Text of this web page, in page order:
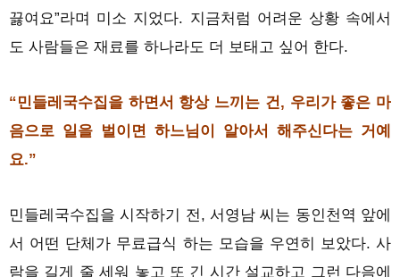
끓여요”라며 미소 지었다. 지금처럼 어려운 상황 속에서
도 사람들은 재료를 하나라도 더 보태고 싶어 한다.
“민들레국수집을 하면서 항상 느끼는 건, 우리가 좋은 마
음으로 일을 벌이면 하느님이 알아서 해주신다는 거예
요.”
민들레국수집을 시작하기 전, 서영남 씨는 동인천역 앞에
서 어떤 단체가 무료급식 하는 모습을 우연히 보았다. 사
람을 길게 줄 세워 놓고 또 긴 시간 설교하고 그런 다음에